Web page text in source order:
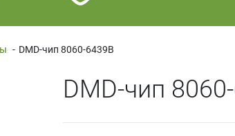
- DMD-чип 8060-6439B
DMD-чип